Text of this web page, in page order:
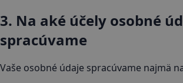
3. Na aké účely osobné
spracúvame
Vaše osobné údaje spracúvame najmä